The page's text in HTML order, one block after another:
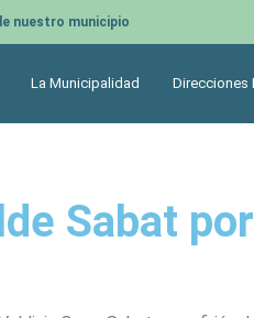
nuestro municipio
La Municipalidad Direcciones
Sabat